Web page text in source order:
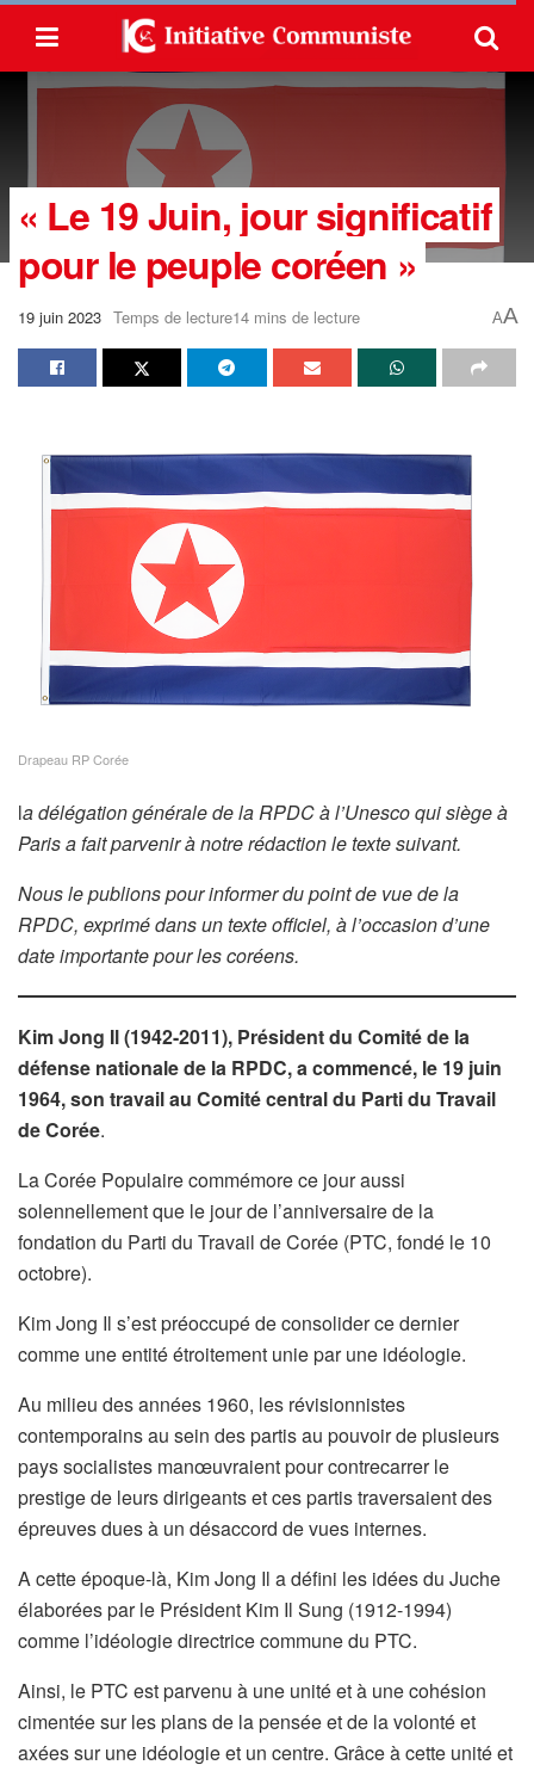
« Le 19 Juin, jour significatif
pour le peuple coréen »
19 juin 2023 Temps de lecture14 mins de lecture AA
Drapeau RP Corée
la délégation générale de la RPDC à l’Unesco qui siège à
Paris a fait parvenir à notre rédaction le texte suivant.
Nous le publions pour informer du point de vue de la
RPDC, exprimé dans un texte officiel, à l’occasion d’une
date importante pour les coréens.
Kim Jong Il (1942-2011), Président du Comité de la
défense nationale de la RPDC, a commencé, le 19 juin
1964, son travail au Comité central du Parti du Travail
de Corée.
La Corée Populaire commémore ce jour aussi
solennellement que le jour de l’anniversaire de la
fondation du Parti du Travail de Corée (PTC, fondé le 10
octobre).
Kim Jong Il s’est préoccupé de consolider ce dernier
comme une entité étroitement unie par une idéologie.
Au milieu des années 1960, les révisionnistes
contemporains au sein des partis au pouvoir de plusieurs
pays socialistes manœuvraient pour contrecarrer le
prestige de leurs dirigeants et ces partis traversaient des
épreuves dues à un désaccord de vues internes.
A cette époque-là, Kim Jong Il a défini les idées du Juche
élaborées par le Président Kim Il Sung (1912-1994)
comme l’idéologie directrice commune du PTC.
Ainsi, le PTC est parvenu à une unité et à une cohésion
cimentée sur les plans de la pensée et de la volonté et
axées sur une idéologie et un centre. Grâce à cette unité et